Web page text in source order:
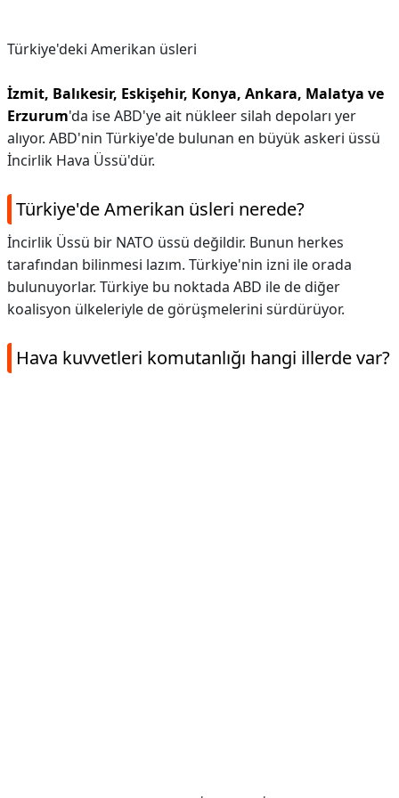
Türkiye'deki Amerikan üsleri
İzmit, Balıkesir, Eskişehir, Konya, Ankara, Malatya ve
Erzurum'da ise ABD'ye ait nükleer silah depoları yer
alıyor. ABD'nin Türkiye'de bulunan en büyük askeri üssü
İncirlik Hava Üssü'dür.
Türkiye'de Amerikan üsleri nerede?
İncirlik Üssü bir NATO üssü değildir. Bunun herkes
tarafından bilinmesi lazım. Türkiye'nin izni ile orada
bulunuyorlar. Türkiye bu noktada ABD ile de diğer
koalisyon ülkeleriyle de görüşmelerini sürdürüyor.
Hava kuvvetleri komutanlığı hangi illerde var?